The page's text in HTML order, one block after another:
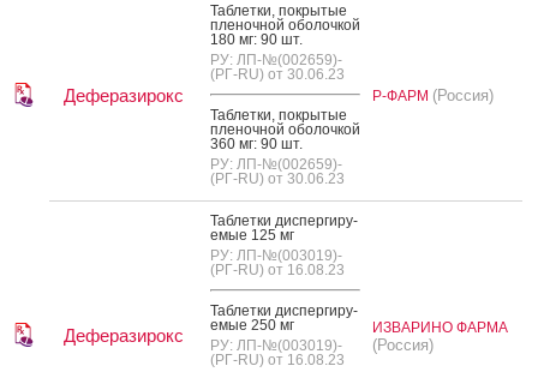
Деферазирокс
Таб­летки, пок­ры­тые
пле­ноч­ной обо­лоч­кой
180 мг: 90 шт.
РУ: ЛП-№(002659)-
(РГ-RU) от 30.06.23
Таб­летки, пок­ры­тые
пле­ноч­ной обо­лоч­кой
360 мг: 90 шт.
РУ: ЛП-№(002659)-
(РГ-RU) от 30.06.23
Р-ФАРМ (Россия)
Деферазирокс
Таб­летки дис­перги­ру­
емые 125 мг
РУ: ЛП-№(003019)-
(РГ-RU) от 16.08.23
Таб­летки дис­перги­ру­
емые 250 мг
РУ: ЛП-№(003019)-
(РГ-RU) от 16.08.23
ИЗВАРИНО ФАРМА
(Россия)